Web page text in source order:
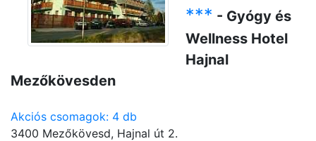
*** - Gyógy és
Wellness Hotel
Hajnal
Mezőkövesden
Akciós csomagok: 4 db
3400 Mezőkövesd, Hajnal út 2.